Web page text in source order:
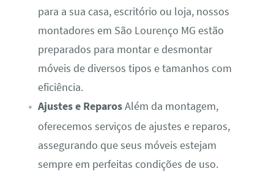
para a sua casa, escritório ou loja, nossos
montadores em São Lourenço MG estão
preparados para montar e desmontar
móveis de diversos tipos e tamanhos com
eficiência.
Ajustes e ReparosAlém da montagem,
oferecemos serviços de ajustes e reparos,
assegurando que seus móveis estejam
sempre em perfeitas condições de uso.